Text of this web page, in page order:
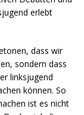
erlebt
dass wir
sondern dass
linksjugend
können. So
ist es nicht